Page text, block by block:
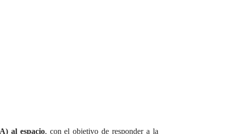
al espacio, con el objetivo de responder a la